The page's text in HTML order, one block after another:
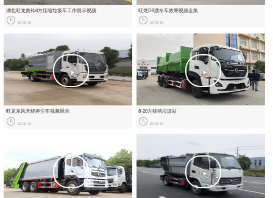
湖北旺龙奥铃6方压缩垃圾车工作展示视频
23-05-12
旺龙D9洒水车效果视频全集
23-05-12
旺龙东风天锦抑尘车视频展示
23-05-12
8-20方移动垃圾站
23-05-12